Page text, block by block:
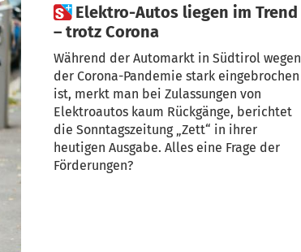
 Elektro-Autos liegen im Trend
– trotz Corona
Während der Automarkt in Südtirol wegen
der Corona-Pandemie stark eingebrochen
ist, merkt man bei Zulassungen von
Elektroautos kaum Rückgänge, berichtet
die Sonntagszeitung „Zett“ in ihrer
heutigen Ausgabe. Alles eine Frage der
Förderungen?